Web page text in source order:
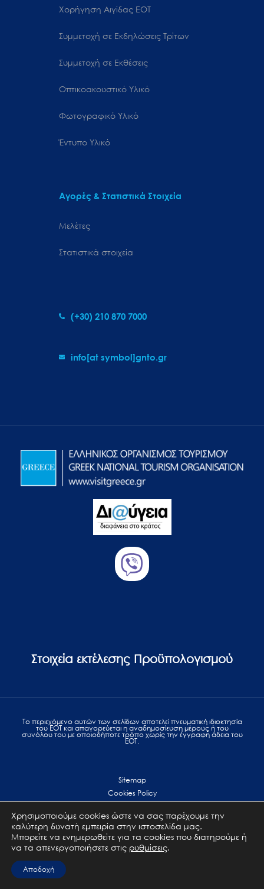
Χορήγηση Αιγίδας ΕΟΤ
Συμμετοχή σε Εκδηλώσεις Τρίτων
Συμμετοχή σε Εκθέσεις
Οπτικοακουστικό Υλικό
Φωτογραφικό Υλικό
Έντυπο Υλικό
Αγορές & Στατιστικά Στοιχεία
Μελέτες
Στατιστικά στοιχεία
(+30) 210 870 7000
info[at symbol]gnto.gr
Στοιχεία εκτέλεσης Προϋπολογισμού
Το περιεχόμενο αυτών των σελίδων αποτελεί πvευματική ιδιοκτησία
του ΕΟΤ και απαγορεύεται η αναδημοσίευση μέρους ή του
συνόλου του με οποιοδήποτε τρόπο χωρίς την έγγραφη άδεια του
ΕΟΤ.
Sitemap
Cookies Policy
Terms of use
Επικοινωνία
Χρησιμοποιούμε cookies ώστε να σας παρέχουμε την
καλύτερη δυνατή εμπειρία στην ιστοσελίδα μας.
Μπορείτε να ενημερωθείτε για τα cookies που διατηρούμε ή
να τα απενεργοποιήσετε στις ρυθμίσεις.
Αποδοχή